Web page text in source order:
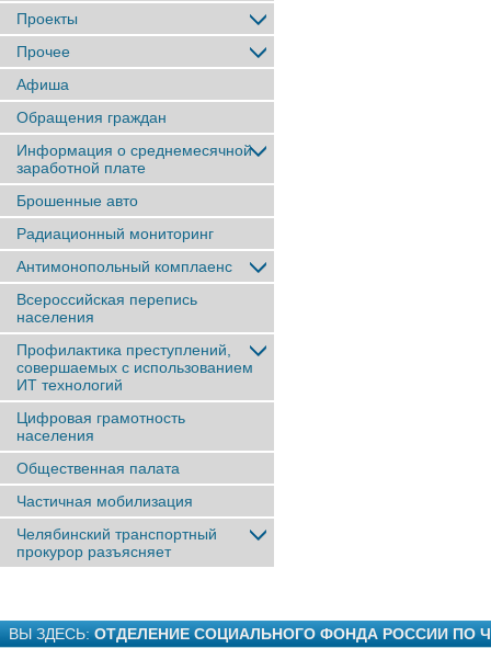
Проекты
Прочее
Афиша
Обращения граждан
Информация о среднемесячной
заработной плате
Брошенные авто
Радиационный мониторинг
Антимонопольный комплаенс
Всероссийская перепись
населения
Профилактика преступлений,
совершаемых с использованием
ИТ технологий
Цифровая грамотность
населения
Общественная палата
Частичная мобилизация
Челябинский транспортный
прокурор разъясняет
ВЫ ЗДЕСЬ: ОТДЕЛЕНИЕ СОЦИАЛЬНОГО ФОНДА РОССИИ ПО